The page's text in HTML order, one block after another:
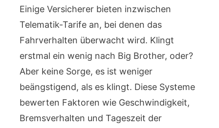
Einige Versicherer bieten inzwischen
Telematik-Tarife an, bei denen das
Fahrverhalten überwacht wird. Klingt
erstmal ein wenig nach Big Brother, oder?
Aber keine Sorge, es ist weniger
beängstigend, als es klingt. Diese Systeme
bewerten Faktoren wie Geschwindigkeit,
Bremsverhalten und Tageszeit der